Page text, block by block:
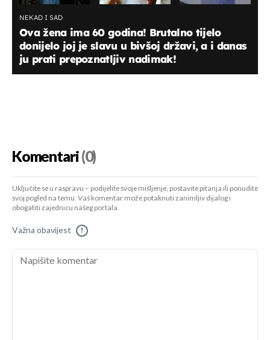
NEKAD I SAD
Ova žena ima 60 godina! Brutalno tijelo
donijelo joj je slavu u bivšoj državi, a i danas
ju prati prepoznatljiv nadimak!
Komentari(0)
Uključite se u raspravu – podijelite svoje mišljenje, postavite pitanja ili ponudite
svoj pogled na temu. Vaš komentar može potaknuti zanimljiv dijalog i
obogatiti zajednicu našeg portala.
Važna obavijest !